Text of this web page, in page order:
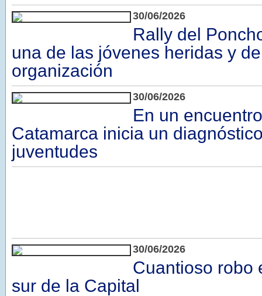
30/06/2026
Rally del
una de las jóvenes heridas y
organización
30/06/2026
En un
Catamarca inicia un
juventudes
30/06/2026
Cuantioso robo
sur de la Capital